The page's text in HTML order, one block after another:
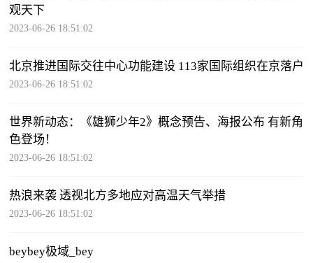
观天下
2023-06-26 18:51:02
北京推进国际交往中心功能建设 113家国际组织在京落户
2023-06-26 18:51:02
世界新动态：《雄狮少年2》概念预告、海报公布 有新角
色登场！
2023-06-26 18:51:02
热浪来袭 透视北方多地应对高温天气举措
2023-06-26 18:51:02
beybey极域_bey